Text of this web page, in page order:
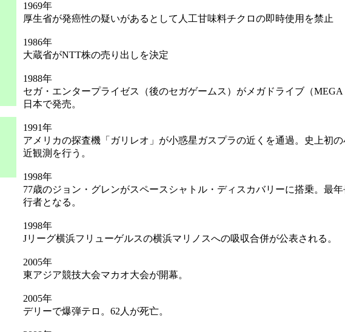
1969年
厚生省が発癌性の疑いがあるとして人工甘味料チクロの即時使用を禁止
1986年
大蔵省がNTT株の売り出しを決定
1988年
セガ・エンタープライゼス（後のセガゲームス）がメガドライブ（
日本で発売。
1991年
アメリカの探査機「ガリレオ」が小惑星ガスプラの近くを通過。史上初
近観測を行う。
1998年
77歳のジョン・グレンがスペースシャトル・ディスカバリーに搭乗。最
行者となる。
1998年
Jリーグ横浜フリューゲルスの横浜マリノスへの吸収合併が公表される。
2005年
東アジア競技大会マカオ大会が開幕。
2005年
デリーで爆弾テロ。62人が死亡。